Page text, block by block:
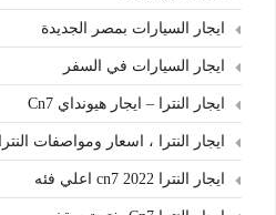
ايجار السيارات بمصر الجديدة
ايجار السيارات في السفر
ايجار النترا – ايجار هيونداي Cn7
ايجار النترا ، اسعار ومواصفات النترا 2020
ايجار النترا cn7 2022 اعلي فئه